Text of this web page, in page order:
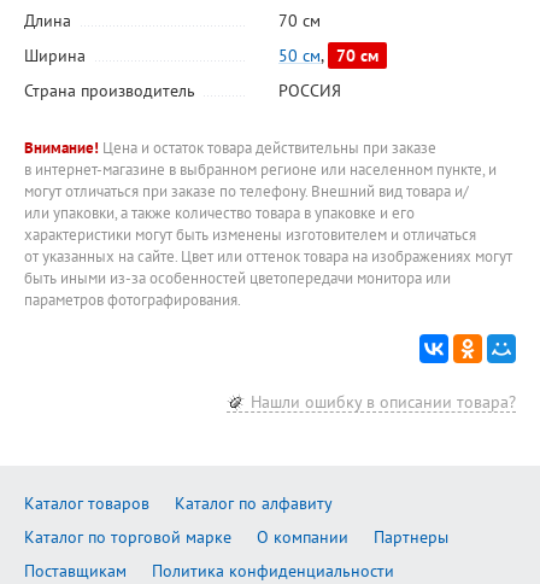
Длина
70 см
Ширина
50 см, 70 см
Страна производитель
РОССИЯ
Внимание! Цена и остаток товара действительны при заказе
в интернет-магазине в выбранном регионе или населенном пункте, и
могут отличаться при заказе по телефону. Внешний вид товара и/
или упаковки, а также количество товара в упаковке и его
характеристики могут быть изменены изготовителем и отличаться
от указанных на сайте. Цвет или оттенок товара на изображениях могут
быть иными из-за особенностей цветопередачи монитора или
параметров фотографирования.
Нашли ошибку в описании товара?
Каталог товаров
Каталог по алфавиту
Каталог по торговой марке
О компании
Партнеры
Поставщикам
Политика конфиденциальности